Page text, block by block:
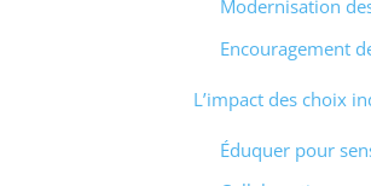
Modernisation
Encouragement
L’impact des choix
Éduquer pour